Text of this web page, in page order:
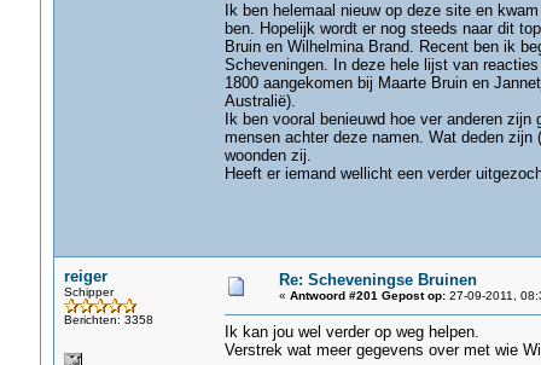
Ik ben helemaal nieuw op deze site en
ben. Hopelijk wordt er nog steeds naar dit
Bruin en Wilhelmina Brand. Recent ben ik
Scheveningen. In deze hele lijst van
1800 aangekomen bij Maarte Bruin en
Australië).
Ik ben vooral benieuwd hoe ver anderen
mensen achter deze namen. Wat deden
woonden zij.
Heeft er iemand wellicht een verder
reiger
Schipper
Berichten: 3358
Re: Scheveningse Bruinen
« Antwoord #201 Gepost op:27-09-2011,
Ik kan jou wel verder op weg helpen.
Verstrek wat meer gegevens over met wie